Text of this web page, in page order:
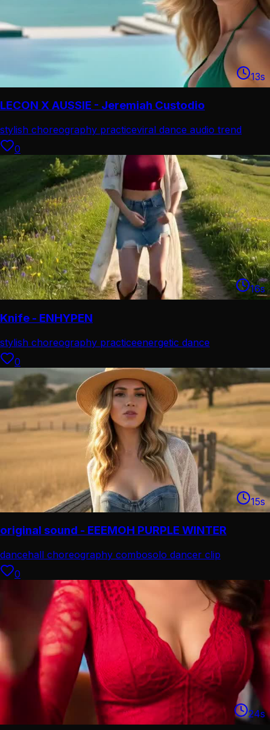
13s
LECON X AUSSIE - Jeremiah Custodio
stylish choreography practiceviral dance audio trend
0
16s
Knife - ENHYPEN
stylish choreography practiceenergetic dance
performance
0
15s
original sound - EEEMOH PURPLE WINTER
dancehall choreography combosolo dancer clip
0
24s